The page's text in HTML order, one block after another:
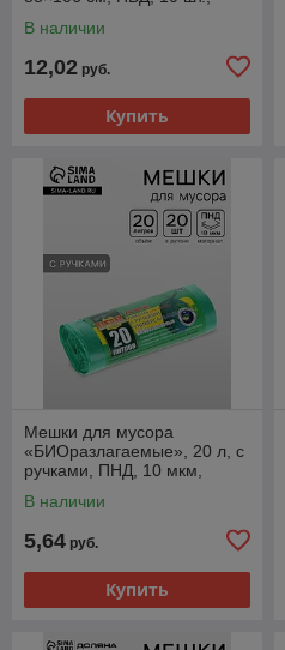
В наличии
12,02 руб.
Купить
Мешки для мусора
«БИОразлагаемые», 20 л, с
ручками, ПНД, 10 мкм,
зелёные
В наличии
5,64 руб.
Купить